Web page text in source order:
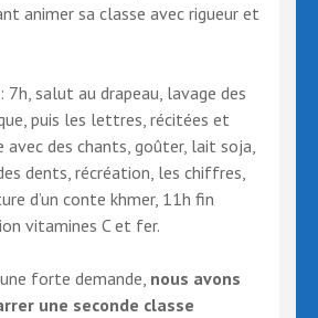
animer sa classe avec rigueur et
7h, salut au drapeau, lavage des
puis les lettres, récitées et
des chants, goûter, lait soja,
dents, récréation, les chiffres,
d’un conte khmer, 11h fin
vitamines C et fer.
forte demande, nous avons
une seconde classe